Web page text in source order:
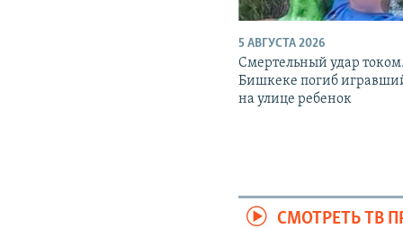
5 АВГУСТА 2026
Смертельный удар
Бишкеке погиб
на улице ребенок
СМОТРЕТЬ ТВ